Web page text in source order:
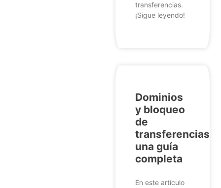
transferencias.
¡Sigue leyendo!
Dominios
y bloqueo
de
transferencias:
una guía
completa
En este artículo